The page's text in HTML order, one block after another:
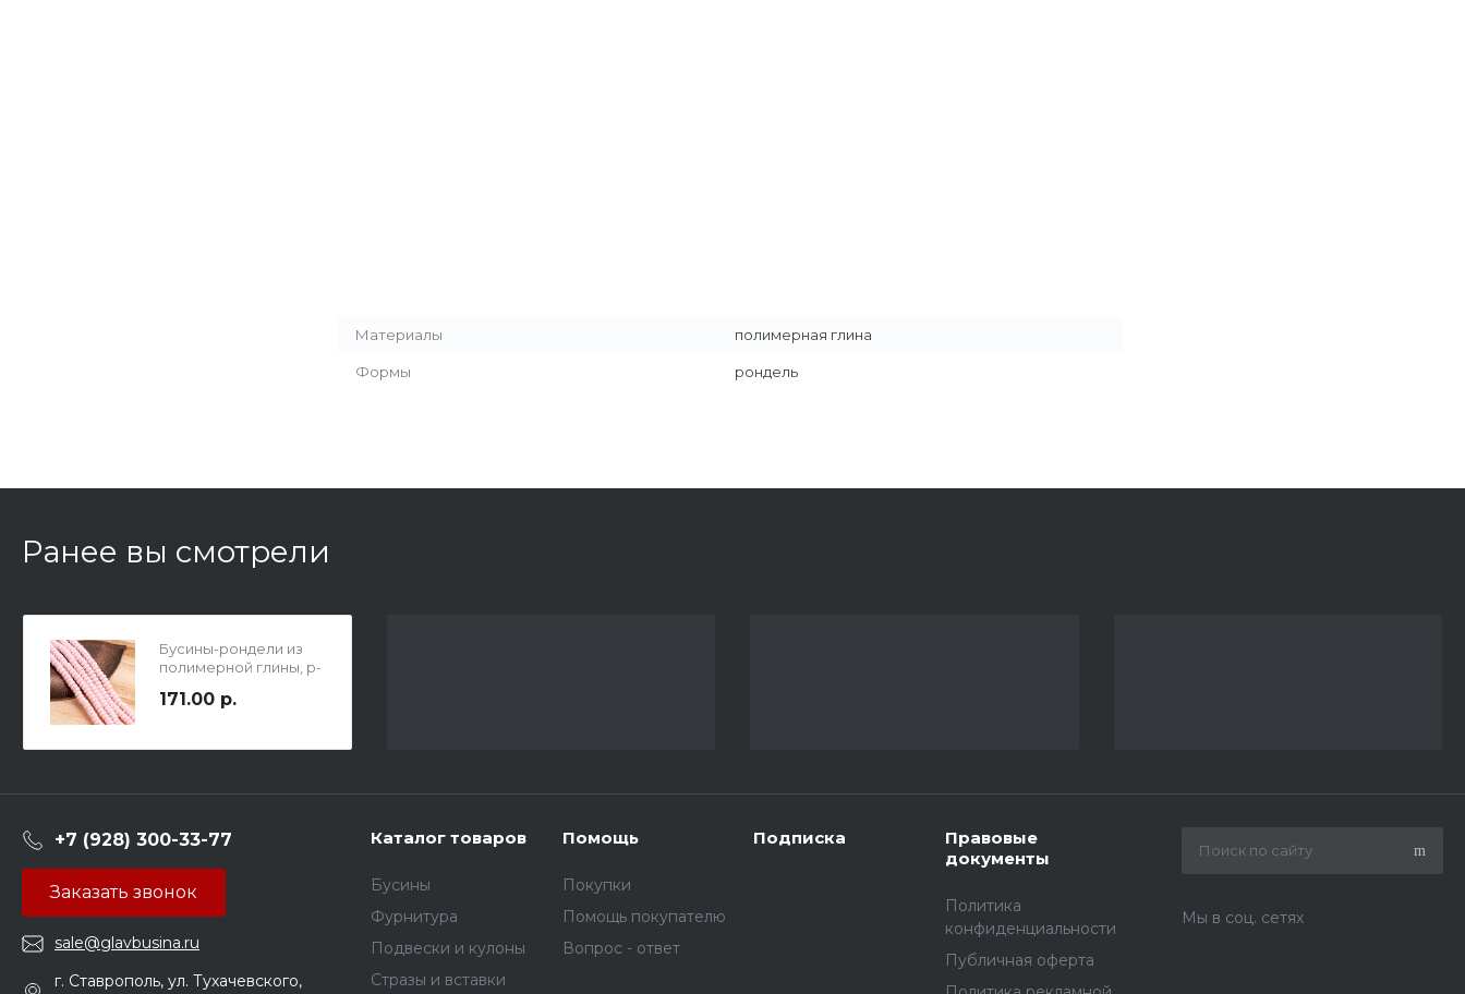
Материалы полимерная глина
Формы рондель
Ранее вы смотрели
Бусины-рондели из
полимерной глины, р-
нитке ок. 115 бусин,
171.00 р.
+7 (928) 300-33-77
Заказать звонок
sale@glavbusina.ru
г. Ставрополь, ул. Тухачевского,
Каталог товаров
Бусины
Фурнитура
Подвески и кулоны
Стразы и вставки
Помощь
Покупки
Помощь покупателю
Вопрос - ответ
Подписка
Правовые
документы
Политика
конфиденциальности
Публичная оферта
Мы в соц. сетях